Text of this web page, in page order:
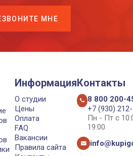
МНЕ
Информация
О студии
Цены
Оплата
FAQ
Вакансии
Правила сайта
Контакты
8 800 200-
+7 (930)
Пн - Пт с
19:00